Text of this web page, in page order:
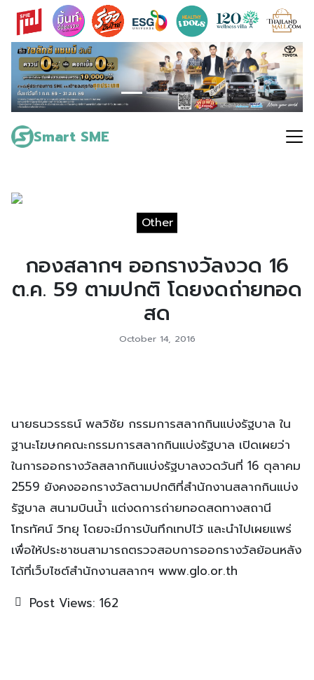
Skip
content
Smart SME
Search
for:
Other
กองสลากฯ ออกรางวัลงวด 16
ต.ค. 59 ตามปกติ โดยงดถ่ายทอด
สด
October 14, 2016
นายธนวรรธน์ พลวิชัย กรรมการสลากกินแบ่งรัฐบาล ใน
ฐานะโฆษกคณะกรรมการสลากกินแบ่งรัฐบาล เปิดเผยว่า
ในการออกรางวัลสลากกินแบ่งรัฐบาลงวดวันที่ 16 ตุลาคม
2559 ยังคงออกรางวัลตามปกติที่สำนักงานสลากกินแบ่ง
รัฐบาล สนามบินน้ำ แต่งดการถ่ายทอดสดทางสถานี
โทรทัศน์ วิทยุ โดยจะมีการบันทึกเทปไว้ และนำไปเผยแพร่
เพื่อให้ประชาชนสามารถตรวจสอบการออกรางวัลย้อนหลัง
ได้ที่เว็บไซต์สำนักงานสลากฯ www.glo.or.th
Post Views: 162